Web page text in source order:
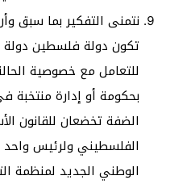
نتمنى التفكير بما سبق
تكون دولة فلسطين دولة
للتعامل مع خصوصية
بحكومة أو إدارة
الضفة تخضعان للقانون
الفلسطيني ولرئيس
الوطني الجديد لمنظمة